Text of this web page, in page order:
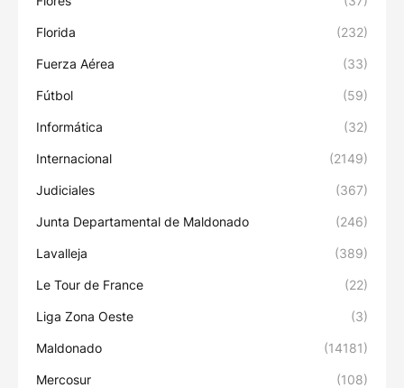
Florida (232)
Fuerza Aérea (33)
Fútbol (59)
Informática (32)
Internacional (2149)
Judiciales (367)
Junta Departamental de Maldonado (246)
Lavalleja (389)
Le Tour de France (22)
Liga Zona Oeste (3)
Maldonado (14181)
Mercosur (108)